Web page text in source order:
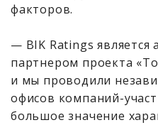
факторов.
— BIK Ratings является
партнером проекта
и мы проводили
офисов компаний-
большое значение